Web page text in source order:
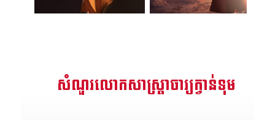
សំណួរលោកសាស្រ្តាចារ្យក្វាន់ទុម